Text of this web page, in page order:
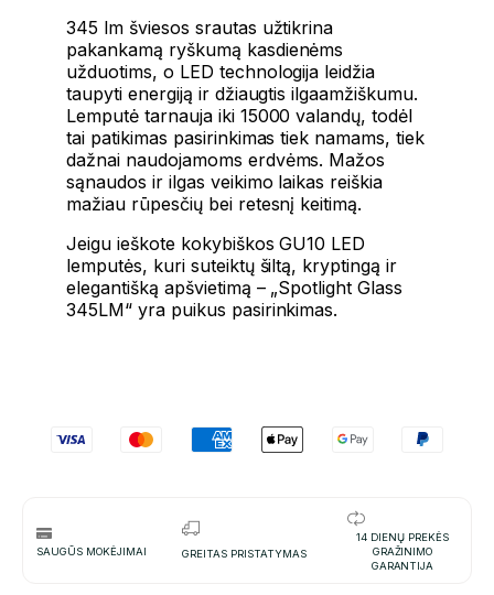
345 lm šviesos srautas užtikrina
pakankamą ryškumą kasdienėms
užduotims, o LED technologija leidžia
taupyti energiją ir džiaugtis ilgaamžiškumu.
Lemputė tarnauja iki 15000 valandų, todėl
tai patikimas pasirinkimas tiek namams, tiek
dažnai naudojamoms erdvėms. Mažos
sąnaudos ir ilgas veikimo laikas reiškia
mažiau rūpesčių bei retesnį keitimą.
Jeigu ieškote kokybiškos GU10 LED
lemputės, kuri suteiktų šiltą, kryptingą ir
elegantišką apšvietimą – „Spotlight Glass
345LM“ yra puikus pasirinkimas.
SAUGŪS MOKĖJIMAI GREITAS PRISTATYMAS
14 DIENŲ PREKĖS
GRAŽINIMO
GARANTIJA